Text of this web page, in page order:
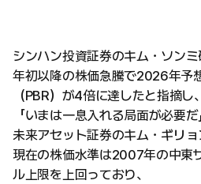
シンハン投資証券のキム・ソンミ
年初以降の株価急騰で2026年予
（PBR）が4倍に達したと指摘し、
「いまは一息入れる局面が必要だ
未来アセット証券のキム・ギリョ
現在の株価水準は2007年の中東
ル上限を上回っており、